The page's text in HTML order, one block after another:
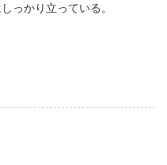
っかり立っている。